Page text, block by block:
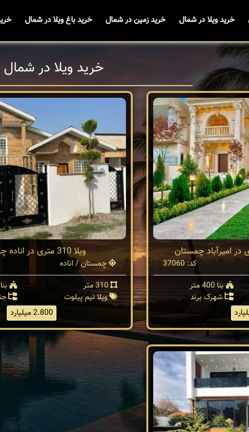
خرید ویلا در شمال خرید زمین در شمال خرید باغ ویلا در شمال
خرید ویلا در
کد: 37060
بنا 400 متر
شهرک برند
ویلا 310 متری در اناده چمستان
چمستان / اناده
310 متر
بنا 130 متر
ویلا نیم پیلوت
2.800 میلیارد